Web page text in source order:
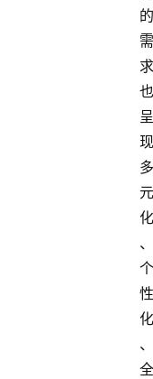
的
需
求
也
呈
现
多
元
化
、
个
性
化
、
全